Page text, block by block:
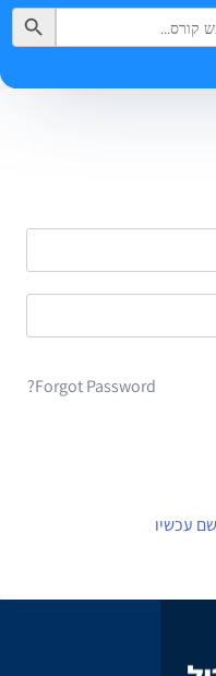
Search
Forgot Password?
עכשיו